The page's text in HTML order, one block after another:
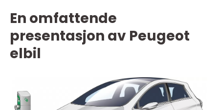
En omfattende
presentasjon av Peugeot
elbil